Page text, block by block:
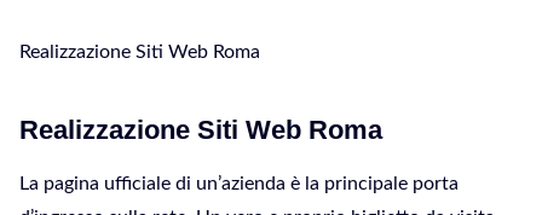
Realizzazione Siti Web Roma
Realizzazione Siti Web Roma
La pagina ufficiale di un’azienda è la principale porta